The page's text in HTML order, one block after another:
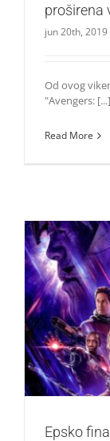
proširena
jun 20th, 2019
Od ovog
"Avengers: [...]
Read More
Epsko
Epsko